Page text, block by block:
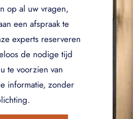
op al uw vragen,
een afspraak te
experts reserveren
de nodige tijd
te voorzien van
informatie, zonder